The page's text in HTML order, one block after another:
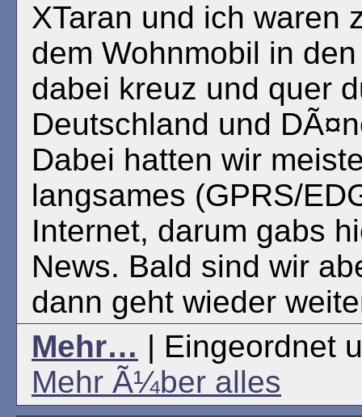
XTaran und ich waren
dem Wohnmobil in
dabei kreuz und quer
Deutschland und
Dabei hatten wir
langsames (GPRS/
Internet, darum gabs
News. Bald sind wir
dann geht wieder
Mehr… | Eingeordnet
Mehr Ã¼ber alles